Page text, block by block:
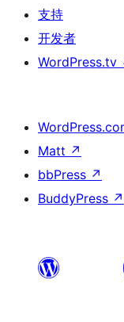
支持
开发者
WordPress.tv
Matt ↗
bbPress ↗
BuddyPress ↗